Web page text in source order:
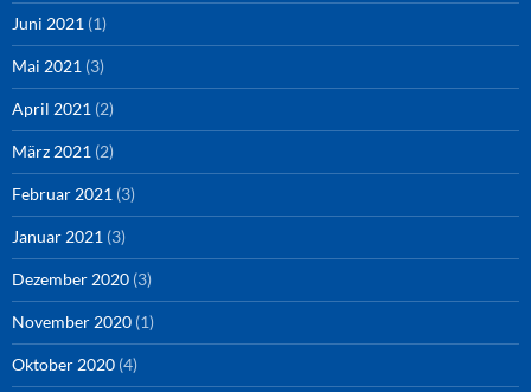
Juni 2021 (1)
Mai 2021 (3)
April 2021 (2)
März 2021 (2)
Februar 2021 (3)
Januar 2021 (3)
Dezember 2020 (3)
November 2020 (1)
Oktober 2020 (4)